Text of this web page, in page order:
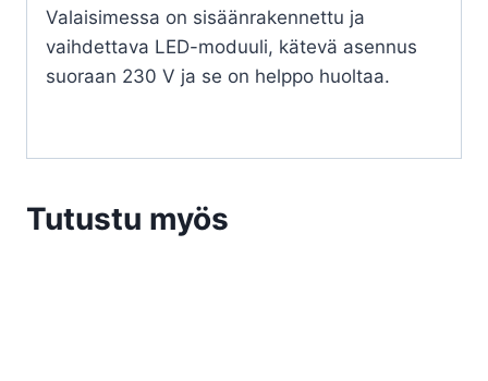
Valaisimessa on sisäänrakennettu ja
vaihdettava LED-moduuli, kätevä asennus
suoraan 230 V ja se on helppo huoltaa.
Tutustu myös